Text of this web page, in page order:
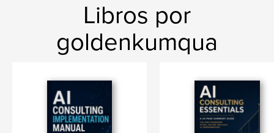
Libros por
goldenkumqua